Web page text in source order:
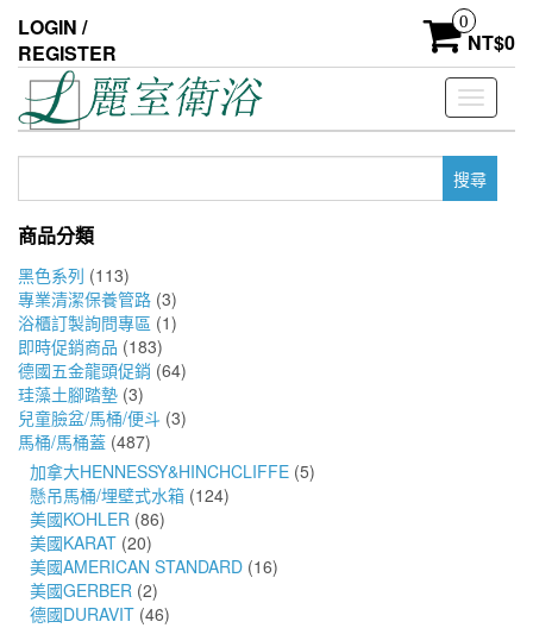
the
content
LOGIN /
REGISTER
0
NT$0
Toggle
鍵
商品分類
黑色系列 (113)
專業清潔保養管路 (3)
浴櫃訂製詢問專區 (1)
即時促銷商品 (183)
德國五金龍頭促銷 (64)
珪藻土腳踏墊 (3)
兒童臉盆/馬桶/便斗 (3)
馬桶/馬桶蓋 (487)
加拿大HENNESSY&HINCHCLIFFE (5)
懸吊馬桶/埋壁式水箱 (124)
美國KOHLER (86)
美國KARAT (20)
美國AMERICAN STANDARD (16)
美國GERBER (2)
德國DURAVIT (46)